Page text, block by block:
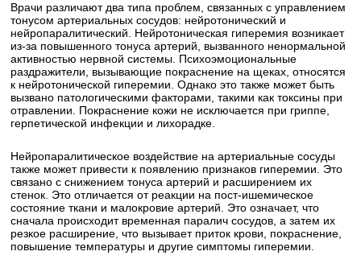
Врачи различают два типа проблем, связанных с управлением
тонусом артериальных сосудов: нейротонический и
нейропаралитический. Нейротоническая гиперемия возникает
из-за повышенного тонуса артерий, вызванного ненормальной
активностью нервной системы. Психоэмоциональные
раздражители, вызывающие покраснение на щеках, относятся
к нейротонической гиперемии. Однако это также может быть
вызвано патологическими факторами, такими как токсины при
отравлении. Покраснение кожи не исключается при гриппе,
герпетической инфекции и лихорадке.
Нейропаралитическое воздействие на артериальные сосуды
также может привести к появлению признаков гиперемии. Это
связано с снижением тонуса артерий и расширением их
стенок. Это отличается от реакции на пост-ишемическое
состояние ткани и малокровие артерий. Это означает, что
сначала происходит временная паралич сосудов, а затем их
резкое расширение, что вызывает приток крови, покраснение,
повышение температуры и другие симптомы гиперемии.